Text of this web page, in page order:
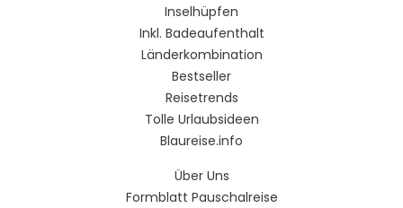
Inselhüpfen
Inkl. Badeaufenthalt
Länderkombination
Bestseller
Reisetrends
Tolle Urlaubsideen
Blaureise.info
Über Uns
Formblatt Pauschalreise